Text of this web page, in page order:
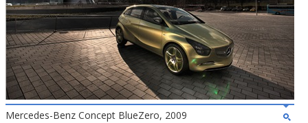
Mercedes-Benz Concept BlueZero, 2009